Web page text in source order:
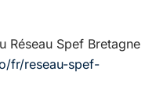
Réseau Spef Bretagne
fr/reseau-spef-